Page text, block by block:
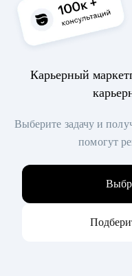
Карьерный
Выберите задачу и
помогут